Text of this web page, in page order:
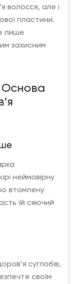
волосся, але і
пластини.
лише
захисним
Основа
неймовірну
втомлену
їй сяючий
суглобів,
своїм